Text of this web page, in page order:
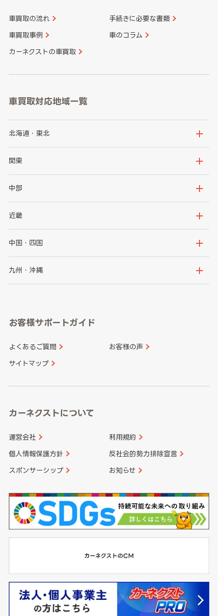
車買取の流れ 手続きに必要な書類
車買取事例 車のコラム
カーネクストの車買取
車買取対応地域一覧
北海道・東北
北海道
岩手県
秋田県
関東
茨城県
群馬県
千葉県
神奈川県
中部
新潟県
石川県
山梨県
愛知県
近畿
大阪府
京都府
和歌山県
中国・四国
鳥取県
山口県
香川県 愛媛県
九州・沖縄
長崎県
大分県 宮崎県
お客様サポートガイド
よくあるご質問 お客様の声
サイトマップ
カーネクストについて
運営会社 利用規約
個人情報保護方針 反社会的勢力排除宣言
スポンサーシップ お知らせ